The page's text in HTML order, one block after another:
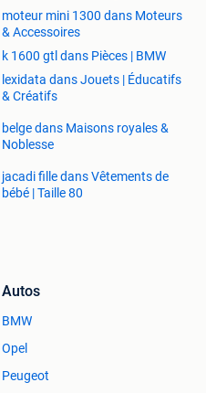
moteur mini 1300 dans Moteurs
& Accessoires
k 1600 gtl dans Pièces | BMW
lexidata dans Jouets | Éducatifs
& Créatifs
belge dans Maisons royales &
Noblesse
jacadi fille dans Vêtements de
bébé | Taille 80
Autos
BMW
Opel
Peugeot